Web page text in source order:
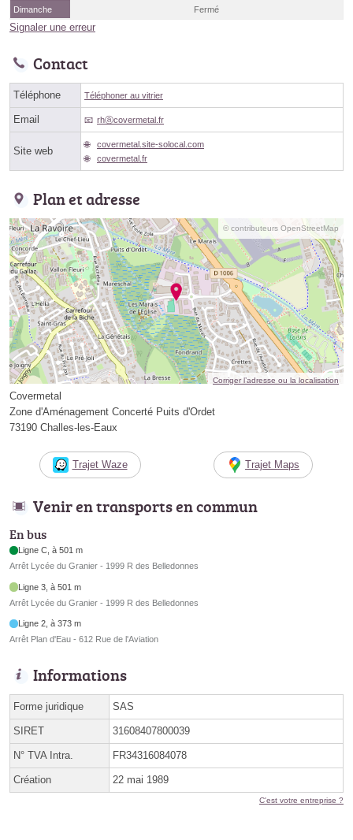
Dimanche
Fermé
Signaler une erreur
Contact
Téléphone Téléphoner au vitrier
Email rhⓐcovermetal.fr
Site web
covermetal.site-solocal.com
covermetal.fr
Plan et adresse
© contributeurs OpenStreetMap
Corriger l’adresse ou la localisation
Covermetal
Zone d'Aménagement Concerté Puits d'Ordet
73190 Challes-les-Eaux
Trajet Waze Trajet Maps
Venir en transports en commun
En bus
Ligne C, à 501 m
Arrêt Lycée du Granier - 1999 R des Belledonnes
Ligne 3, à 501 m
Arrêt Lycée du Granier - 1999 R des Belledonnes
Ligne 2, à 373 m
Arrêt Plan d'Eau - 612 Rue de l'Aviation
Informations
Forme juridique SAS
SIRET 31608407800039
N° TVA Intra. FR34316084078
Création 22 mai 1989
C'est votre entreprise ?